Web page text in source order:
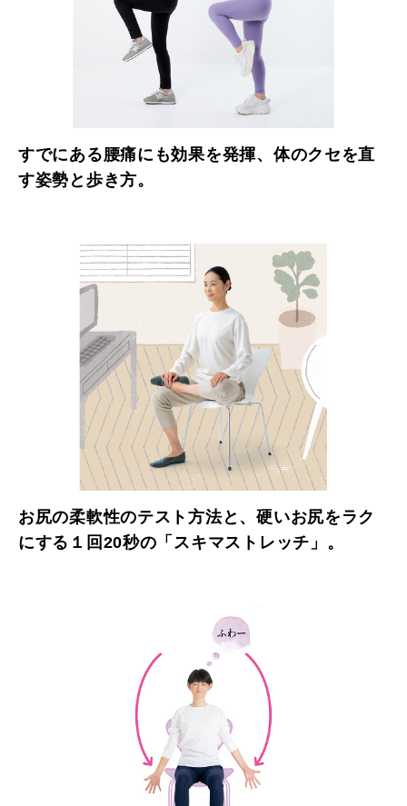
すでにある腰痛にも効果を発揮、体のクセを直
す姿勢と歩き方。
お尻の柔軟性のテスト方法と、硬いお尻をラク
にする１回20秒の「スキマストレッチ」。